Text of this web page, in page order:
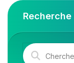
Recherche